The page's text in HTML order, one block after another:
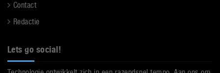
Contact
Redactie
Lets go social!